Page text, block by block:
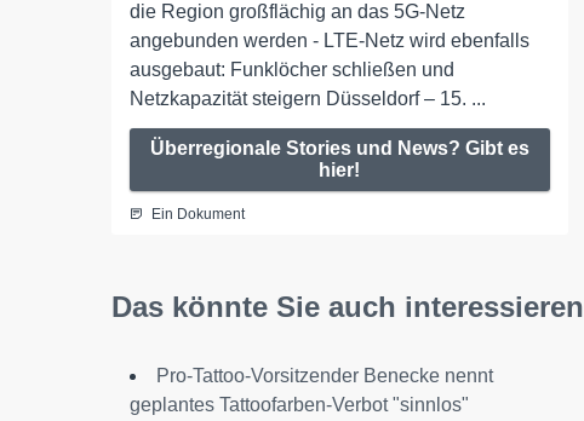
die Region großflächig an das 5G-Netz
angebunden werden - LTE-Netz wird ebenfalls
ausgebaut: Funklöcher schließen und
Netzkapazität steigern Düsseldorf – 15. ...
Überregionale Stories und News? Gibt es
hier!
Ein Dokument
Das könnte Sie auch interessieren
Pro-Tattoo-Vorsitzender Benecke nennt
geplantes Tattoofarben-Verbot "sinnlos"